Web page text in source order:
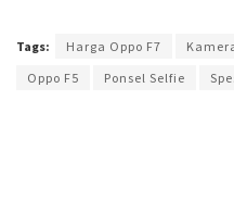
Tags: Harga Oppo F7
Oppo F5
Ponsel Selfie